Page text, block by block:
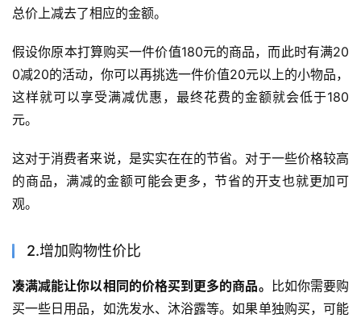
总价上减去了相应的金额。
假设你原本打算购买一件价值180元的商品，而此时有满20
0减20的活动，你可以再挑选一件价值20元以上的小物品，
这样就可以享受满减优惠，最终花费的金额就会低于180
元。
这对于消费者来说，是实实在在的节省。对于一些价格较高
的商品，满减的金额可能会更多，节省的开支也就更加可
观。
2.增加购物性价比
凑满减能让你以相同的价格买到更多的商品。
比如你需要购
买一些日用品，如洗发水、沐浴露等。如果单独购买，可能